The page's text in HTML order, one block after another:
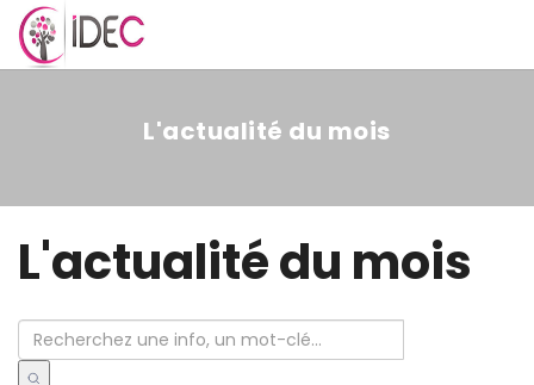
MENU
L'actualité du mois
L'actualité du mois